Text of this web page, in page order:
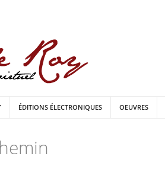
ÉDITIONS ÉLECTRONIQUES OEUVRES